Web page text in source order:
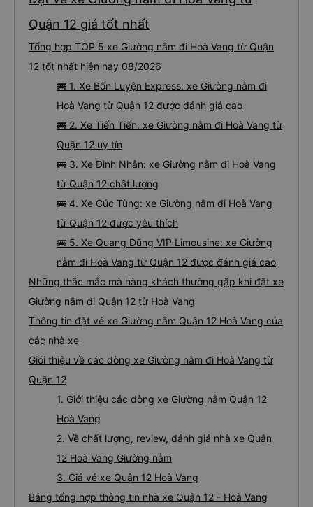
ngốc quá.. Tôi vẫn nghĩ rằng nếu không có tài xế thì sẽ rất nguy hiểm.. Cảm
chưa biết cách thực hiện, hãy xem Google Maps hoạt động như thế nào,
&quot;B Bạn bị sao vậy?&quot; Chuyện gì xảy ra với bạn vậy?&quot; Bây giờ
đã giúp tôi vì nhìn tôi quá ngu ngốc. Tôi vẫn đang nghĩ rằng sẽ rất nguy hiểm
nếu không có tài xế... Cảm ơn các bạn rất nhiều.
Quận 12 giá tốt nhất
Tổng hợp TOP 5 xe Giường nằm đi Hoà Vang từ Quận
12 tốt nhất hiện nay 08/2026
🚌 1. Xe Bốn Luyện Express: xe Giường nằm đi
Hoà Vang từ Quận 12 được đánh giá cao
🚌 2. Xe Tiến Tiến: xe Giường nằm đi Hoà Vang từ
Quận 12 uy tín
🚌 3. Xe Đình Nhân: xe Giường nằm đi Hoà Vang
từ Quận 12 chất lượng
🚌 4. Xe Cúc Tùng: xe Giường nằm đi Hoà Vang
từ Quận 12 được yêu thích
🚌 5. Xe Quang Dũng VIP Limousine: xe Giường
nằm đi Hoà Vang từ Quận 12 được đánh giá cao
Những thắc mắc mà hàng khách thường gặp khi đặt xe
Giường nằm đi Quận 12 từ Hoà Vang
Thông tin đặt vé xe Giường nằm Quận 12 Hoà Vang của
các nhà xe
Giới thiệu về các dòng xe Giường nằm đi Hoà Vang từ
Quận 12
1. Giới thiệu các dòng xe Giường nằm Quận 12
Hoà Vang
2. Về chất lượng, review, đánh giá nhà xe Quận
12 Hoà Vang Giường nằm
3. Giá vé xe Quận 12 Hoà Vang
Bảng tổng hợp thông tin nhà xe Quận 12 - Hoà Vang